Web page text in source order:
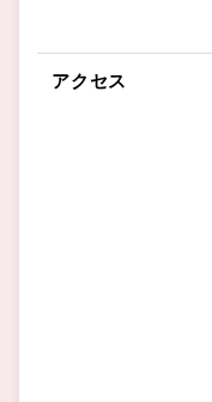
アクセス